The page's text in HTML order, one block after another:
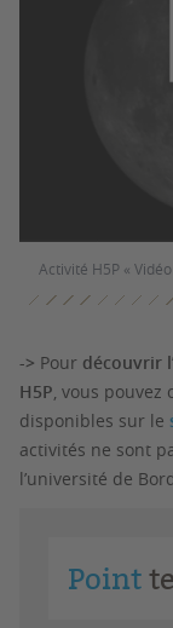
Activité H5P «
-> Pour découvrir
H5P, vous pouvez
disponibles sur le
activités ne sont
l’université de
Point